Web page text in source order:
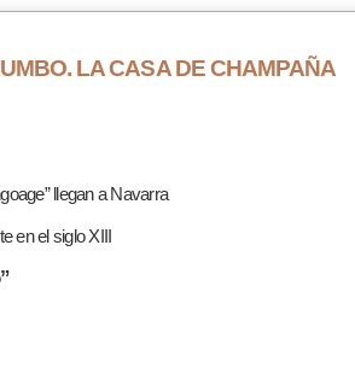
LA CASA DE CHAMPAÑA
llegan a Navarra
en el siglo XIII